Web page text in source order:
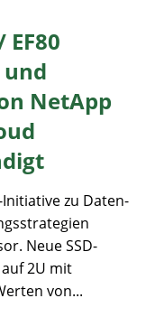
EF80
NetApp
zu Daten-
Neue SSD-
2U mit
von...